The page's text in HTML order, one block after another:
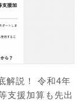
解説！ 令和4年
支援加算も先出